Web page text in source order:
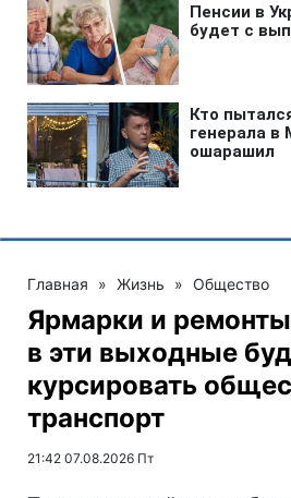
Главная » Жизнь » Общество
Ярмарки и
в эти выходные
курсировать
транспорт
21:42 07.08.2026 Пт